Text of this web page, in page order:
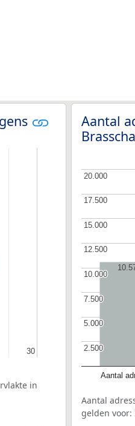
30
30
in
Aantal
Aantal
2.500
2.500
5.000
5.000
7.500
7.500
10.000
10.000
12.500
12.500
15.000
15.000
17.500
17.500
20.000
20.000
Aantal
gelden voor: